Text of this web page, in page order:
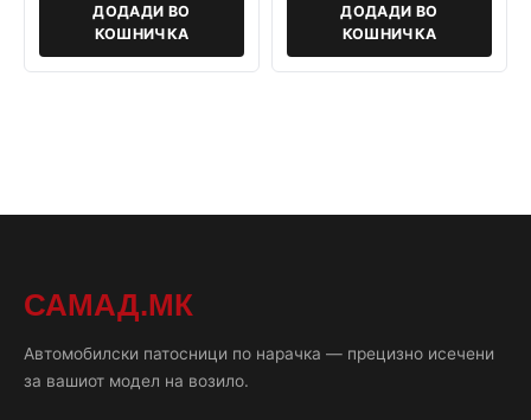
ДОДАДИ ВО
КОШНИЧКА
ДОДАДИ ВО
КОШНИЧКА
САМАД.МК
Автомобилски патосници по нарачка — прецизно исечени
за вашиот модел на возило.